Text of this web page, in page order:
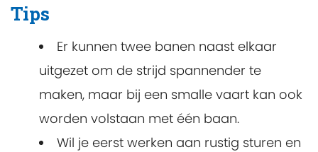
Tips
Er kunnen twee banen naast elkaar
uitgezet om de strijd spannender te
maken, maar bij een smalle vaart kan ook
worden volstaan met één baan.
Wil je eerst werken aan rustig sturen en